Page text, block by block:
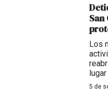
Los
5 de